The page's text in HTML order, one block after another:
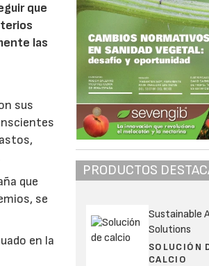
que
las
sus
que
se
en la
PRODUCTOS
Sustainable
Solutions
SOLUCIÓN
CALCIO